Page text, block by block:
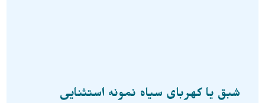
شبق یا کهربای سیاه نمونه استثنایی